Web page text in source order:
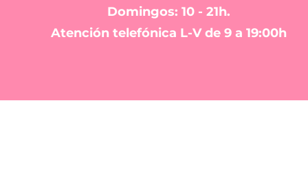
Domingos: 10 - 21h.
Atención telefónica L-V de 9 a 19:00h